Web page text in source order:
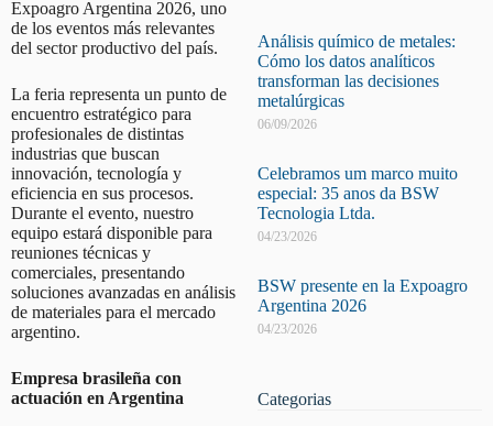
Expoagro Argentina 2026, uno
de los eventos más relevantes
del sector productivo del país.
La feria representa un punto de
encuentro estratégico para
profesionales de distintas
industrias que buscan
innovación, tecnología y
eficiencia en sus procesos.
Durante el evento, nuestro
equipo estará disponible para
reuniones técnicas y
comerciales, presentando
soluciones avanzadas en análisis
de materiales para el mercado
argentino.
Empresa brasileña con
actuación en Argentina
Análisis químico de metales:
Cómo los datos analíticos
transforman las decisiones
metalúrgicas
06/09/2026
Celebramos um marco muito
especial: 35 anos da BSW
Tecnologia Ltda.
04/23/2026
BSW presente en la Expoagro
Argentina 2026
04/23/2026
Categorias